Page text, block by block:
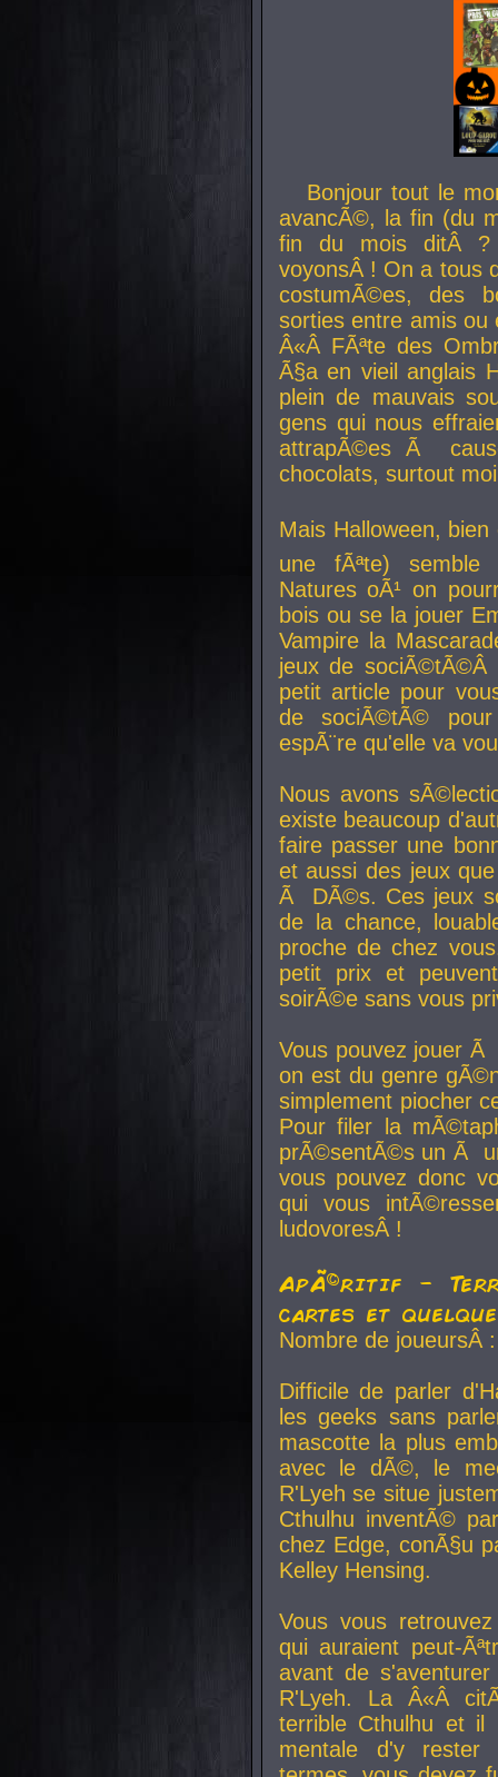
Bonjour tout le
avancÃ©, la fin (du
fin du mois ditÂ ?
voyonsÂ ! On a tous
costumÃ©es, des
sorties entre amis
Â«Â FÃªte des
Ã§a en vieil anglais
plein de mauvais
gens qui nous
attrapÃ©es Ã
chocolats, surtout
Mais Halloween, bien
une fÃªte) semble
Natures oÃ¹ on
bois ou se la jouer
Vampire la
jeux de
petit article pour
de sociÃ©tÃ©
espÃ¨re qu'elle va
Nous avons
existe beaucoup
faire passer une
et aussi des jeux
Ã DÃ©s. Ces jeux
de la chance,
proche de chez
petit prix et
soirÃ©e sans vous
Vous pouvez jouer
on est du genre
simplement piocher
Pour filer la
prÃ©sentÃ©s un Ã
vous pouvez donc
qui vous
ludovoresÂ !
ApÃ©ritif -
cartes et
Nombre de
Difficile de parler
les geeks sans
mascotte la plus
avec le dÃ©, le
R'Lyeh se situe
Cthulhu inventÃ©
chez Edge, conÃ§u
Kelley Hensing.
Vous vous
qui auraient peut-
avant de
R'Lyeh. La Â«Â
terrible Cthulhu et
mentale d'y rester